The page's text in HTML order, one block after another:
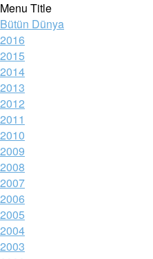
Menu Title
Bütün Dünya
2016
2015
2014
2013
2012
2011
2010
2009
2008
2007
2006
2005
2004
2003